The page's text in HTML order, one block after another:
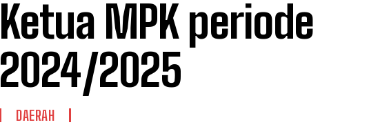
Ketua MPK periode
2024/2025
DAERAH